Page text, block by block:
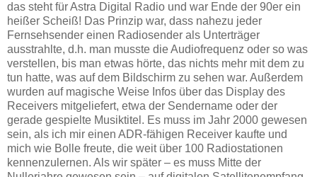
das steht für Astra Digital Radio und war Ende der 90er ein
heißer Scheiß! Das Prinzip war, dass nahezu jeder
Fernsehsender einen Radiosender als Unterträger
ausstrahlte, d.h. man musste die Audiofrequenz oder so was
verstellen, bis man etwas hörte, das nichts mehr mit dem zu
tun hatte, was auf dem Bildschirm zu sehen war. Außerdem
wurden auf magische Weise Infos über das Display des
Receivers mitgeliefert, etwa der Sendername oder der
gerade gespielte Musiktitel. Es muss im Jahr 2000 gewesen
sein, als ich mir einen ADR-fähigen Receiver kaufte und
mich wie Bolle freute, die weit über 100 Radiostationen
kennenzulernen. Als wir später – es muss Mitte der